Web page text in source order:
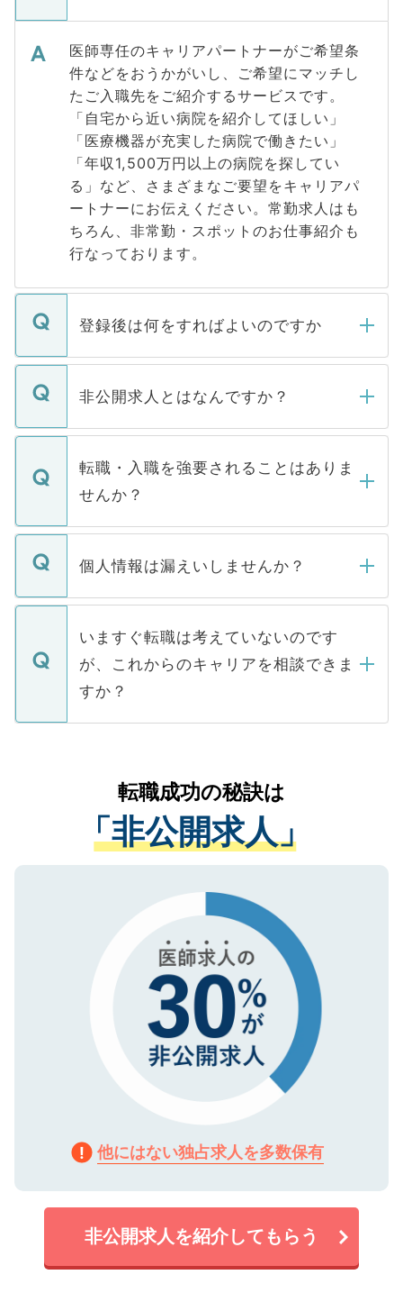
医師専任のキャリアパートナーがご希望条
件などをおうかがいし、ご希望にマッチし
たご入職先をご紹介するサービスです。
「自宅から近い病院を紹介してほしい」
「医療機器が充実した病院で働きたい」
「年収1,500万円以上の病院を探してい
る」など、さまざまなご要望をキャリアパ
ートナーにお伝えください。常勤求人はも
ちろん、非常勤・スポットのお仕事紹介も
行なっております。
登録後は何をすればよいのですか
ご登録いただきましたら、弊社担当者がご
登録内容を確認し、その後メールもしくは
ます。通常、5営業日以内にはご連絡をせて
いただきますので、しばらくお待ちくださ
非公開求人とはなんですか？
マイナビDOCTORで取り扱っている求人の
うち約3割は、Webサイトからご覧いただ
けない「非公開求人」です。非公開求人は
下記の理由によって、一般には公開してい
ません。
■応募殺到を避けるため 人気のある医療機
関を公にしてしまうと、応募が殺到する場
に、医療機関が求める条件に合った人材の
みを人材紹介会社に依頼するケースが増え
ています。
転職・入職を強要されることはありま
せんか？
転職・入職を強要することは一切ありませ
ん。また、仮に応募先から内定をいただい
定を承諾する必要はありません。内定先へ
の辞退の連絡はキャリアパートナーが行い
個人情報は漏えいしませんか？
個人情報が漏えいすることはありませんの
で、ご安心ください。当サイトからの登録
などで収集したご登録者様の個人情報は、
ご本人のキャリアアップおよび転職活動の
支援を目的に使用いたします。お預かりし
ているすべての個人データはご本人の許可
は、個人情報の取り扱いについての厳密な
管理基準を満たした事業者のみに付与され
る、プライバシーマークを取得済みです。
で、機密保持に関してもご安心ください。
いますぐ転職は考えていないのです
が、これからのキャリアを相談できま
すか？
かがいして、現在の医療機関の状況や紹介
経験をまじえながら、適切なアドバイスを
させていただきます。すぐにご転職をされ
ない方には、長期的なサポートが可能です
ので、まずはご登録ください。
転職成功の秘訣は
「非公開求人」
他にはない独占求人を多数保有
非公開求人を紹介してもらう